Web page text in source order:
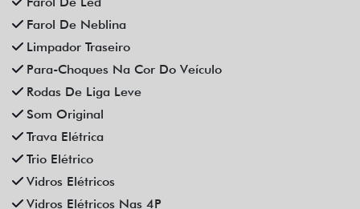
Vidros Elétricos Nas 4P
Volante Escamoteável
Veículos relacionados